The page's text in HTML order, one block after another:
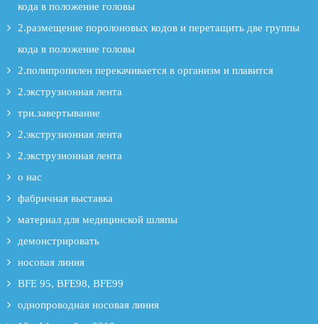
кода в положение головы
2.размещение поролоновых кодов и перетащить две группы
кода в положение головы
2.полипропилен перекачивается в организм и плавится
2.экструзионная лента
три.завертывание
2.экструзионная лента
2.экструзионная лента
о нас
фабричная выставка
материал для медицинской шляпы
демонстрировать
носовая линия
BFE 95, BFE98, BFE99
однопроводная носовая линия